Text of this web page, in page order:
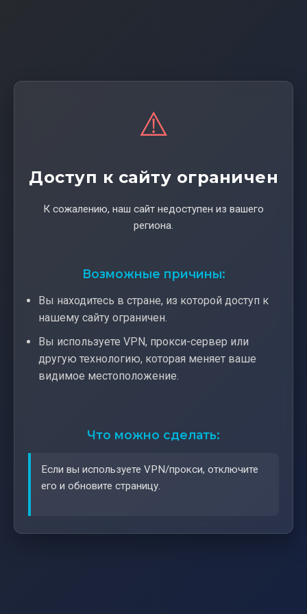
⚠️
Доступ к сайту ограничен
К сожалению, наш сайт недоступен из вашего
региона.
Возможные причины:
Вы находитесь в стране, из которой доступ к
нашему сайту ограничен.
Вы используете VPN, прокси-сервер или
другую технологию, которая меняет ваше
видимое местоположение.
Что можно сделать:
Если вы используете VPN/прокси, отключите
его и обновите страницу.